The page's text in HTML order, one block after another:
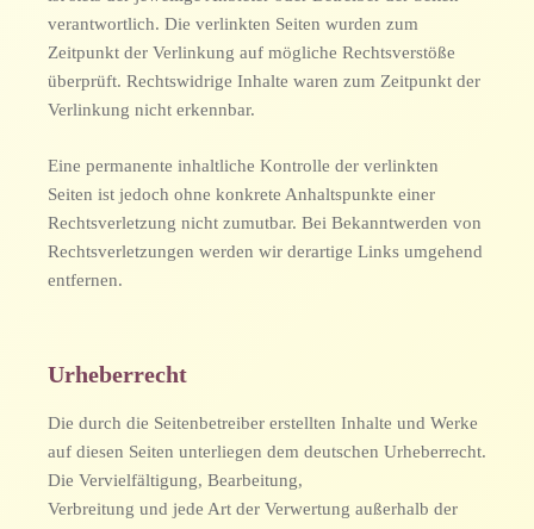
verantwortlich. Die verlinkten Seiten wurden zum
Zeitpunkt der Verlinkung auf mögliche Rechtsverstöße
überprüft. Rechtswidrige Inhalte waren zum Zeitpunkt der
Verlinkung nicht erkennbar.
Eine permanente inhaltliche Kontrolle der verlinkten
Seiten ist jedoch ohne konkrete Anhaltspunkte einer
Rechtsverletzung nicht zumutbar. Bei Bekanntwerden von
Rechtsverletzungen werden wir derartige Links umgehend
entfernen.
Urheberrecht
Die durch die Seitenbetreiber erstellten Inhalte und Werke
auf diesen Seiten unterliegen dem deutschen Urheberrecht.
Die Vervielfältigung, Bearbeitung,
Verbreitung und jede Art der Verwertung außerhalb der